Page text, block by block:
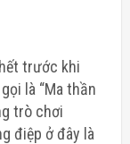
trước khi
là “Ma thần
trò chơi
điệp ở đây là